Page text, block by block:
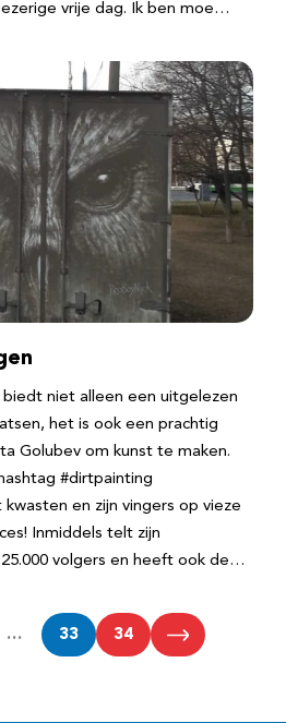
vrije dag. Ik ben moe…
biedt niet alleen een uitgelezen
het is ook een prachtig
Golubev om kunst te maken.
#dirtpainting
en zijn vingers op vieze
Inmiddels telt zijn
volgers en heeft ook de…
… 33 34